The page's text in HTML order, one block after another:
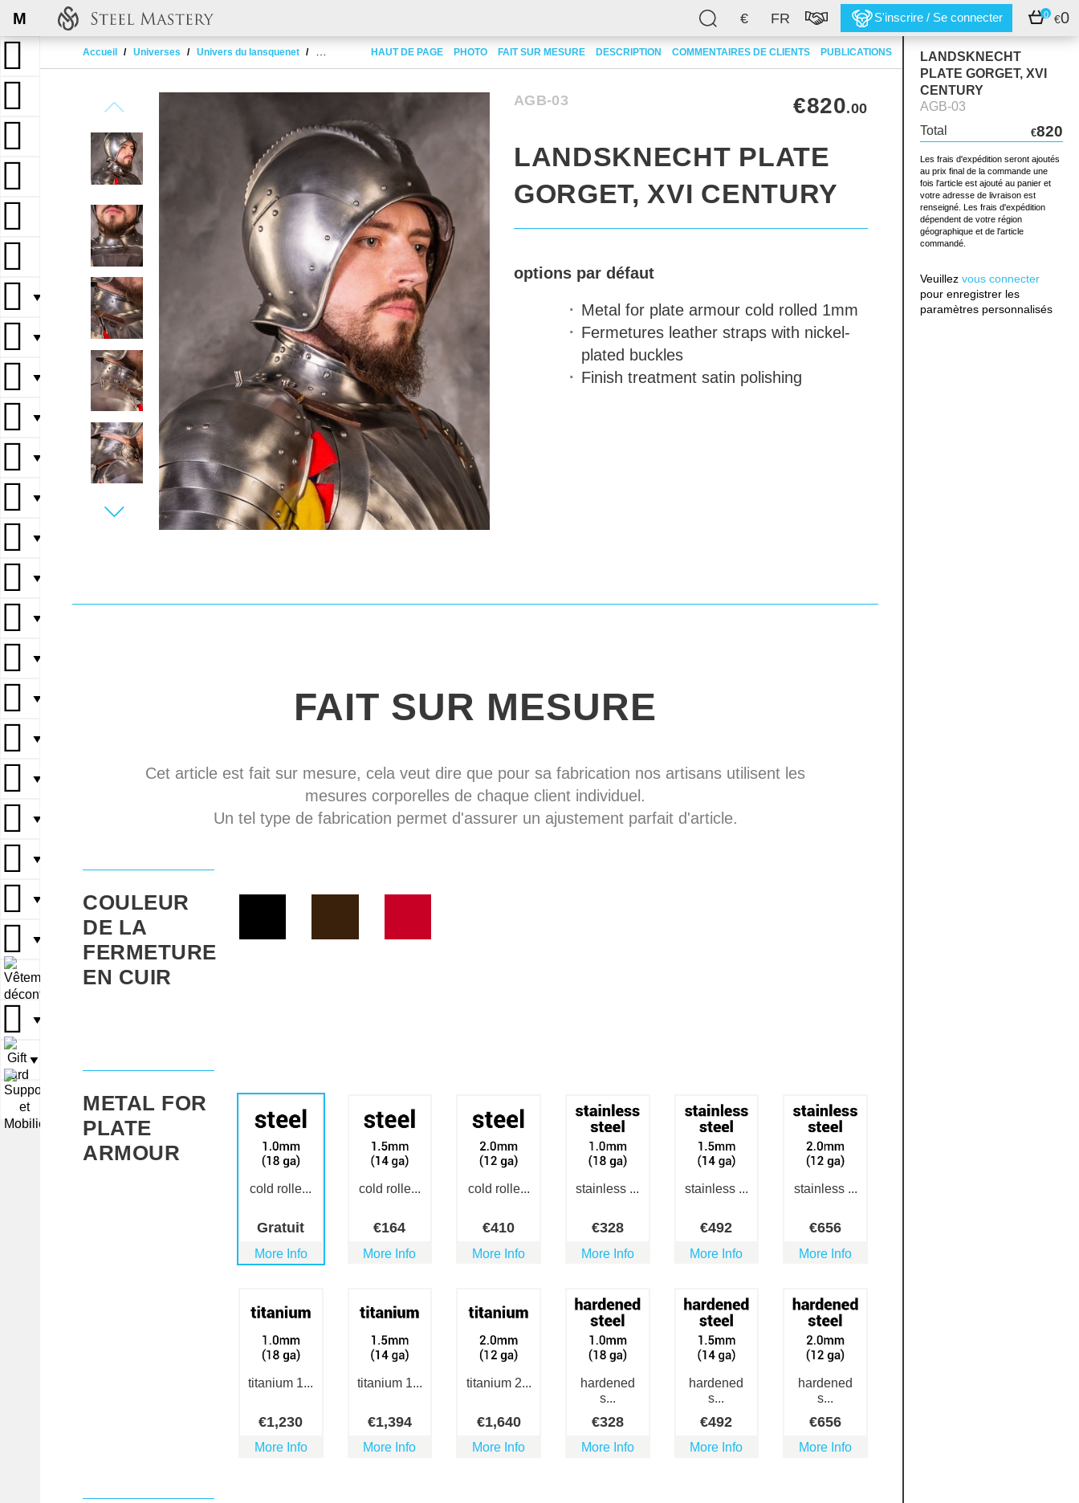
€ FR S'inscrire / Se connecter 0 €0
M
Accueil Universes Univers du lansquenet LANDSKNECHT PLATE GORGET, XVI CENTURY
HAUT DE PAGE PHOTO FAIT SUR MESURE DESCRIPTION COMMENTAIRES DE CLIENTS PUBLICATIONS
▼
▼
▼
▼
▼
▼
▼
▼
▼
▼
▼
▼
▼
▼
▼
▼
▼
▼
▼
LANDSKNECHT
PLATE GORGET, XVI
CENTURY
AGB-03
Total
€820
Les frais d'expédition seront ajoutés
au prix final de la commande une
fois l'article est ajouté au panier et
votre adresse de livraison est
renseigné. Les frais d'expédition
dépendent de votre région
géographique et de l'article
commandé.
Veuillez vous connecter
pour enregistrer les
paramètres personnalisés
AGB-03 €820.00
LANDSKNECHT PLATE
GORGET, XVI CENTURY
options par défaut
Metal for plate armour cold rolled 1mm
Fermetures leather straps with nickel-
plated buckles
Finish treatment satin polishing
FAIT SUR MESURE
Cet article est fait sur mesure, cela veut dire que pour sa fabrication nos artisans utilisent les
mesures corporelles de chaque client individuel.
Un tel type de fabrication permet d'assurer un ajustement parfait d'article.
COULEUR
DE LA
FERMETURE
EN CUIR
METAL FOR
PLATE
ARMOUR
cold rolle...
Gratuit
More Info
cold rolle...
€164
More Info
cold rolle...
€410
More Info
stainless ...
€328
More Info
stainless ...
€492
More Info
stainless ...
€656
More Info
titanium 1...
€1,230
More Info
titanium 1...
€1,394
More Info
titanium 2...
€1,640
More Info
hardened
s...
€328
More Info
hardened
s...
€492
More Info
hardened
s...
€656
More Info